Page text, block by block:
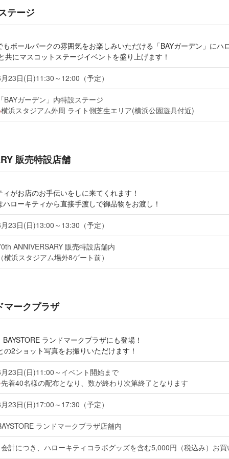
テージ
ボールパークの雰囲気をお楽しみいただける「BAYガーデン」にハ
共にマスコットステージイベントを盛り上げます！
23日(日)11:30～12:00（予定）
BAYガーデン」内特設ステージ
横浜スタジアム外周 ライト側芝生エリア(横浜公園遊具付近)
販売特設店舗
がお店のお手伝いをしに来てくれます！
ローキティから直接手渡しで御品物をお渡し！
23日(日)13:00～13:30（予定）
ANNIVERSARY 販売特設店舗内
横浜スタジアム場外8ゲート前）
マークプラザ
ランドマークプラザにも登場！
2ショット写真をお撮りいただけます！
23日(日)11:00～イベント開始まで
先着40名様の配布となり、数が終わり次第終了となります
23日(日)17:00～17:30（予定）
ランドマークプラザ店舗内
計につき、ハローキティコラボグッズを含む5,000円（税込み）お